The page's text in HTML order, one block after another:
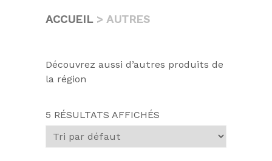
ACCUEIL> AUTRES
Découvrez aussi d’autres produits de
la région
5 RÉSULTATS AFFICHÉS